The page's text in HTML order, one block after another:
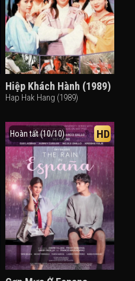
Hiệp Khách Hành (1989)
Hap Hak Hang (1989)
Hoàn tất (10/10) HD